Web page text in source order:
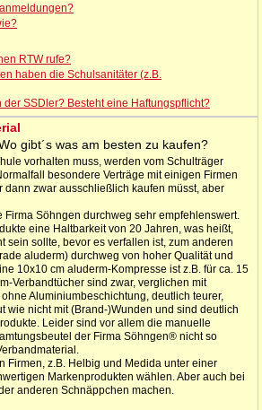
RTW rufe?
haben die Schulsanitäter (z.B.
SSDler? Besteht eine Haftungspflicht?
gibt´s was am besten zu kaufen?
vorhalten muss, werden vom Schulträger
besondere Verträge mit einigen Firmen
dann zwar ausschließlich kaufen müsst, aber
Firma Söhngen durchweg sehr empfehlenswert.
eine Haltbarkeit von 20 Jahren, was heißt,
sein sollte, bevor es verfallen ist, zum anderen
aluderm) durchweg von hoher Qualität und
10x10 cm aluderm-Kompresse ist z.B. für ca. 15
Verbandtücher sind zwar, verglichen mit
Aluminiumbeschichtung, deutlich teurer,
wie nicht mit (Brand-)Wunden und sind deutlich
Leider sind vor allem die manuelle
der Firma Söhngen® nicht so
Firmen, z.B. Helbig und Medida unter einer
Markenprodukten wählen. Aber auch bei
anderen Schnäppchen machen.